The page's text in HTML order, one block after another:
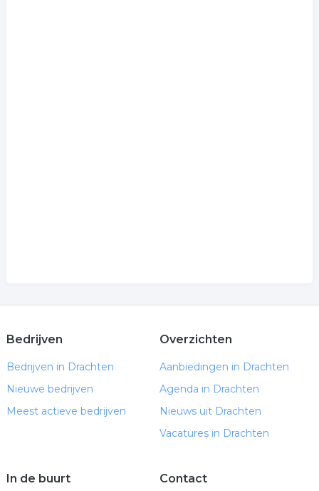
Bedrijven
Bedrijven in Drachten
Nieuwe bedrijven
Meest actieve bedrijven
Overzichten
Aanbiedingen in Drachten
Agenda in Drachten
Nieuws uit Drachten
Vacatures in Drachten
In de buurt Contact